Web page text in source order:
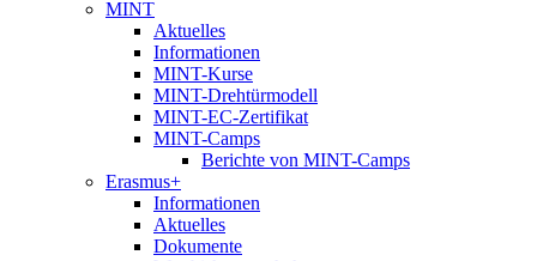
MINT
Aktuelles
Informationen
MINT-Kurse
MINT-Drehtürmodell
MINT-EC-Zertifikat
MINT-Camps
Berichte von MINT-Camps
Erasmus+
Informationen
Aktuelles
Dokumente